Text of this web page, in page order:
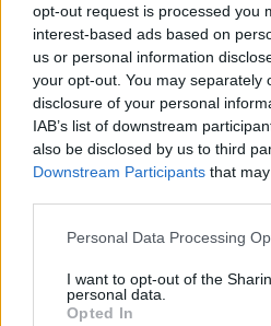
opt-out request is processed you
interest-based ads based on
us or personal information
your opt-out. You may separately
disclosure of your personal
IAB’s list of downstream
also be disclosed by us to third
Downstream Participants that
Personal Data Processing
I want to opt-out of the
personal data.
Opted In
A Baird elemzője, Ben
optimista volt a Teslára,
tartásra rontotta az
Kallo azonban hosszú távon
Tesla részvényeiben, a lépése
részben azzal magyarázható,
év alatt közel duplájára
leminősítés ellenére 355-ről 525
elemzőjéé a második